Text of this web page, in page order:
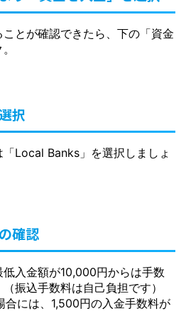
とが確認できたら、下の「資金
択
Local Banks」を選択しましょ
確認
入金額が10,000円からは手数
振込手数料は自己負担です）
には、1,500円の入金手数料が